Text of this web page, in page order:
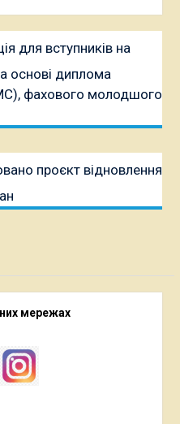
для вступників на
основі диплома
фахового молодшого
проєкт відновлення
мережах